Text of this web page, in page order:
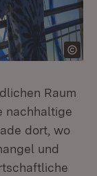
Raum
nachhaltige
dort, wo
und